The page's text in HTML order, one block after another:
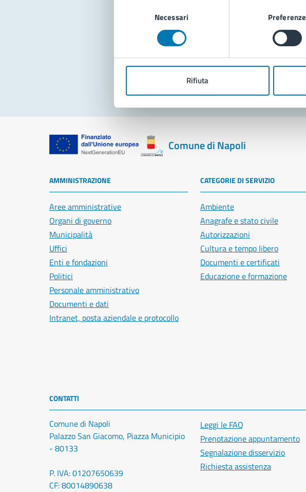
Necessari Preferenze
Rifiuta
Prenota appuntamento
Problemi in città
Comune di Napoli
AMMINISTRAZIONE
Aree amministrative
Organi di governo
Municipalità
Uffici
Enti e fondazioni
Politici
Personale amministrativo
Documenti e dati
Intranet, posta aziendale e protocollo
CATEGORIE DI SERVIZIO
Ambiente
Anagrafe e stato civile
Autorizzazioni
Cultura e tempo libero
Documenti e certificati
Educazione e formazione
CONTATTI
Comune di Napoli
Palazzo San Giacomo, Piazza Municipio
- 80133
P. IVA: 01207650639
CF: 80014890638
Leggi le FAQ
Prenotazione appuntamento
Segnalazione disservizio
Richiesta assistenza